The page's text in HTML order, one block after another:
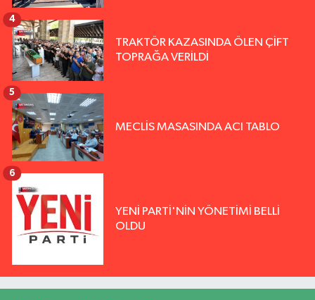
TRAKTÖR KAZASINDA ÖLEN ÇİFT
TOPRAĞA VERİLDİ
4
MECLİS MASASINDA ACI TABLO
5
YENİ PARTİ'NİN YÖNETİMİ BELLİ
OLDU
6